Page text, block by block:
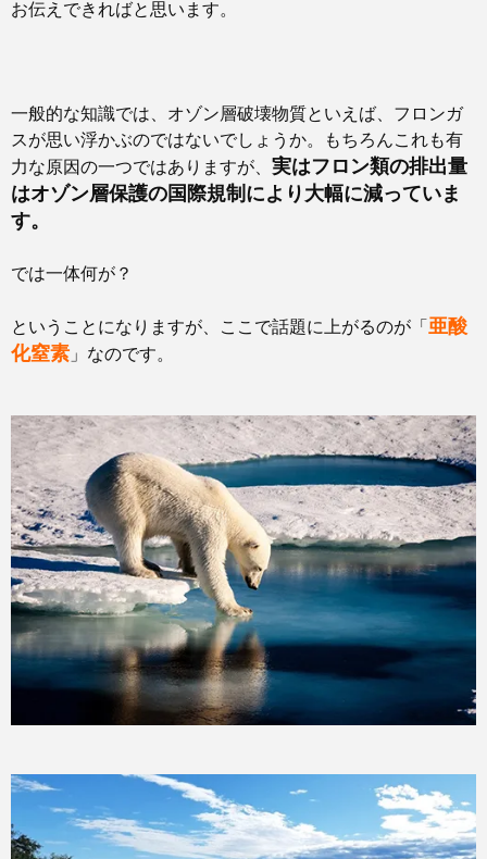
お伝えできればと思います。
一般的な知識では、オゾン層破壊物質といえば、フロンガ
スが思い浮かぶのではないでしょうか。もちろんこれも有
力な原因の一つではありますが、 実はフロン類の排出量
はオゾン層保護の国際規制により大幅に減っていま
す。
では一体何が？
ということになりますが、ここで話題に上がるのが「亜酸
化窒素 」なのです。